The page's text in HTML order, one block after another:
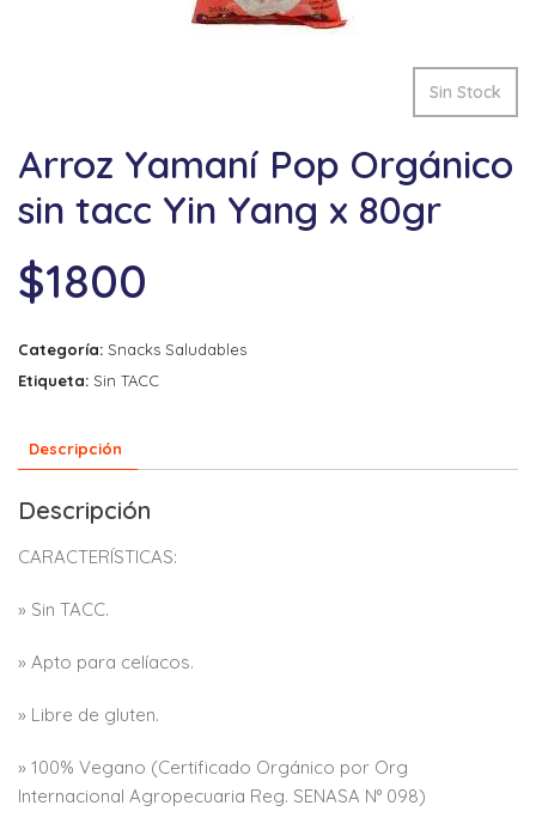
Sin Stock
Arroz Yamaní Pop Orgánico
sin tacc Yin Yang x 80gr
$1800
Categoría: Snacks Saludables
Etiqueta: Sin TACC
Descripción
Descripción
CARACTERÍSTICAS:
» Sin TACC.
» Apto para celíacos.
» Libre de gluten.
» 100% Vegano (Certificado Orgánico por Org
Internacional Agropecuaria Reg. SENASA N° 098)